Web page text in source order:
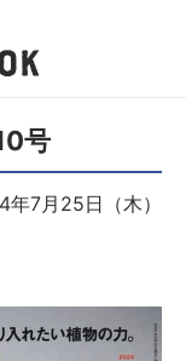
号
年7月25日（木）